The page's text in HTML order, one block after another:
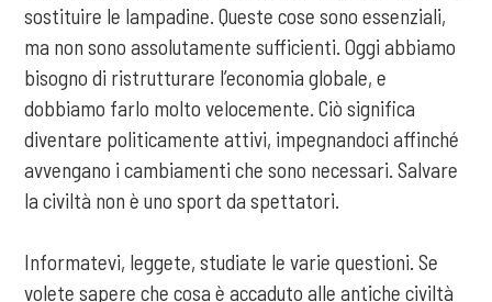
sostituire le lampadine. Queste cose sono essenziali,
ma non sono assolutamente sufficienti. Oggi abbiamo
bisogno di ristrutturare l’economia globale, e
dobbiamo farlo molto velocemente. Ciò significa
diventare politicamente attivi, impegnandoci affinché
avvengano i cambiamenti che sono necessari. Salvare
la civiltà non è uno sport da spettatori.
Informatevi, leggete, studiate le varie questioni. Se
volete sapere che cosa è accaduto alle antiche civiltà